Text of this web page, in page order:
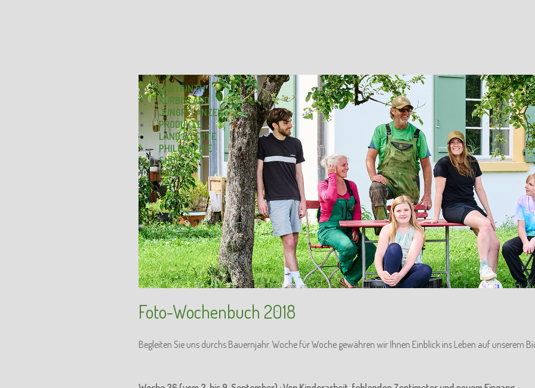
LABYRINTH
KÜRBISLAND
JUNGPFLANZEN
PRODUKTE
LAND & LEUTE
PHILOSOPHIE
SHOP
GALERIE
Foto-Wochenbuch 2018
Begleiten Sie uns durchs Bauernjahr. Woche für Woche gewähren wir Ihnen Einblick ins Leben auf unserem